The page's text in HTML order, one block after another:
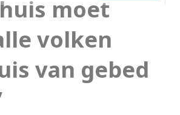
moet
volken
van gebed